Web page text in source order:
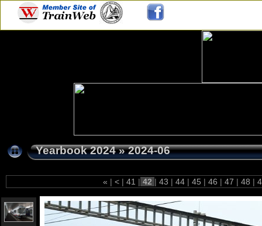
Yearbook 2024»2024-06
« | < | 41 | 42 | 43 | 44 | 45 | 46 | 47 | 48 |